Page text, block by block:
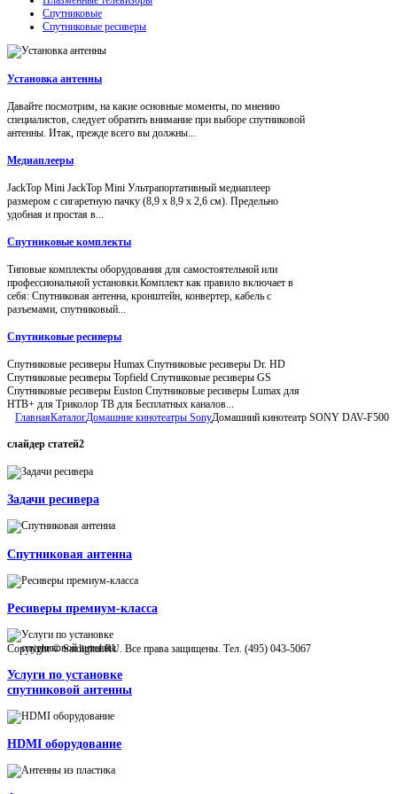
Спутниковые
Спутниковые ресиверы
Установка антенны
Давайте посмотрим, на какие основные моменты, по мнению
специалистов, следует обратить внимание при выборе спутниковой
антенны. Итак, прежде всего вы должны...
Медиаплееры
JackTop Mini JackTop Mini Ультрапортативный медиаплеер
размером с сигаретную пачку (8,9 x 8,9 x 2,6 см). Предельно
удобная и простая в...
Спутниковые комплекты
Типовые комплекты оборудования для самостоятельной или
профессиональной установки.Комплект как правило включает в
себя: Спутниковая антенна, кронштейн, конвертер, кабель с
разъемами, спутниковый...
Спутниковые ресиверы
Спутниковые ресиверы Humax Спутниковые ресиверы Dr. HD
Спутниковые ресиверы Topfield Спутниковые ресиверы GS
Спутниковые ресиверы Euston Спутниковые ресиверы Lumax для
НТВ+ для Триколор ТВ для Бесплатных каналов...
ГлавнаяКаталогДомашние кинотеатры SonyДомашний кинотеатр SONY DAV-F500
слайдер статей2
Задачи ресивера
Спутниковая антенна
Ресиверы премиум-класса
Услуги по установке
спутниковой антенны
HDMI оборудование
Copyright © Satdigital.RU. Все права защищены. Тел. (495) 043-5067